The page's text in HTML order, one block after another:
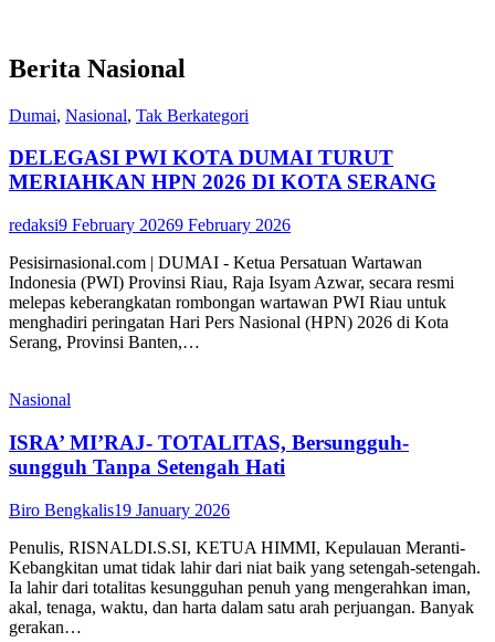
Berita Nasional
Dumai, Nasional, Tak Berkategori
DELEGASI PWI KOTA DUMAI TURUT
MERIAHKAN HPN 2026 DI KOTA SERANG
redaksi9 February 20269 February 2026
Pesisirnasional.com | DUMAI - Ketua Persatuan Wartawan
Indonesia (PWI) Provinsi Riau, Raja Isyam Azwar, secara resmi
melepas keberangkatan rombongan wartawan PWI Riau untuk
menghadiri peringatan Hari Pers Nasional (HPN) 2026 di Kota
Serang, Provinsi Banten,…
Nasional
ISRA’ MI’RAJ- TOTALITAS, Bersungguh-
sungguh Tanpa Setengah Hati
Biro Bengkalis19 January 2026
Penulis, RISNALDI.S.SI, KETUA HIMMI, Kepulauan Meranti-
Kebangkitan umat tidak lahir dari niat baik yang setengah-setengah.
Ia lahir dari totalitas kesungguhan penuh yang mengerahkan iman,
akal, tenaga, waktu, dan harta dalam satu arah perjuangan. Banyak
gerakan…